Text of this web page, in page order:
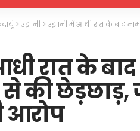
> उझानी> उझानी में आधी रात के बाद
रात के
की छेड़छाड़,
आरोप